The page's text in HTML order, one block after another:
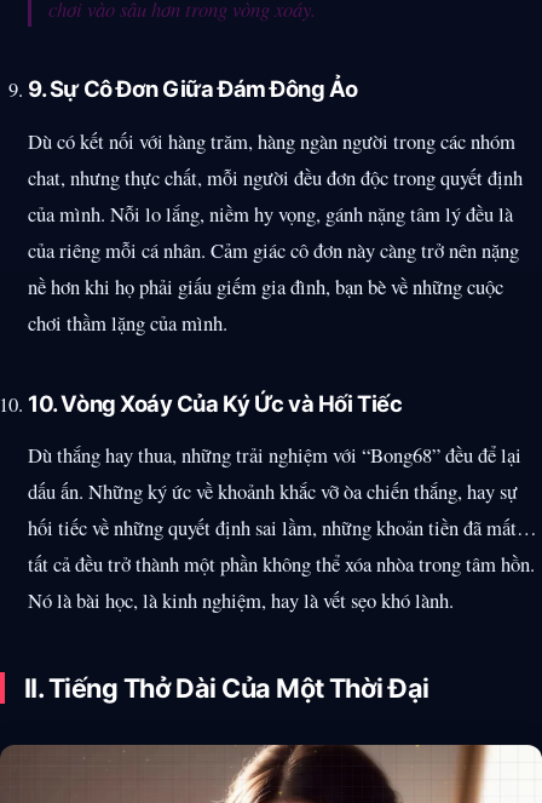
chơi vào sâu hơn trong vòng xoáy.
9. Sự Cô Đơn Giữa Đám Đông Ảo
Dù có kết nối với hàng trăm, hàng ngàn người trong các nhóm
chat, nhưng thực chất, mỗi người đều đơn độc trong quyết định
của mình. Nỗi lo lắng, niềm hy vọng, gánh nặng tâm lý đều là
của riêng mỗi cá nhân. Cảm giác cô đơn này càng trở nên nặng
nề hơn khi họ phải giấu giếm gia đình, bạn bè về những cuộc
chơi thầm lặng của mình.
10. Vòng Xoáy Của Ký Ức và Hối Tiếc
Dù thắng hay thua, những trải nghiệm với “Bong68” đều để lại
dấu ấn. Những ký ức về khoảnh khắc vỡ òa chiến thắng, hay sự
hối tiếc về những quyết định sai lầm, những khoản tiền đã mất…
tất cả đều trở thành một phần không thể xóa nhòa trong tâm hồn.
Nó là bài học, là kinh nghiệm, hay là vết sẹo khó lành.
II. Tiếng Thở Dài Của Một Thời Đại